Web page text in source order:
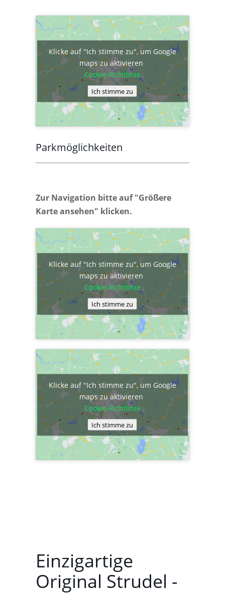
Klicke auf "Ich stimme zu", um Google
maps zu aktivieren
Cookie-Richtlinie
Ich stimme zu
Parkmöglichkeiten
Zur Navigation bitte auf "Größere
Karte ansehen" klicken.
Klicke auf "Ich stimme zu", um Google
maps zu aktivieren
Cookie-Richtlinie
Ich stimme zu
Klicke auf "Ich stimme zu", um Google
maps zu aktivieren
Cookie-Richtlinie
Ich stimme zu
Einzigartige
Original Strudel -